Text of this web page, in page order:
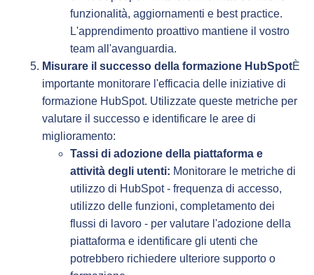
funzionalità, aggiornamenti e best practice.
L'apprendimento proattivo mantiene il vostro
team all'avanguardia.
Misurare il successo della formazione HubSpotÈ
importante monitorare l'efficacia delle iniziative di
formazione HubSpot. Utilizzate queste metriche per
valutare il successo e identificare le aree di
miglioramento:
Tassi di adozione della piattaforma e
attività degli utenti: Monitorare le metriche di
utilizzo di HubSpot - frequenza di accesso,
utilizzo delle funzioni, completamento dei
flussi di lavoro - per valutare l'adozione della
piattaforma e identificare gli utenti che
potrebbero richiedere ulteriore supporto o